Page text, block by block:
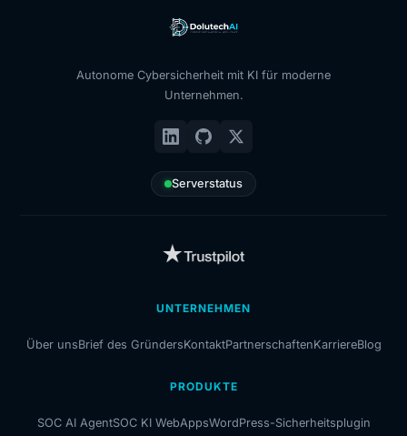
Autonome Cybersicherheit mit KI für moderne
Unternehmen.
Serverstatus
UNTERNEHMEN
Über unsBrief des GründersKontaktPartnerschaftenKarriereBlog
PRODUKTE
SOC AI AgentSOC KI WebAppsWordPress-Sicherheitsplugin